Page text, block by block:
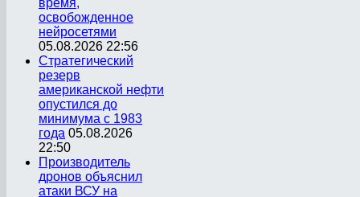
время,
освобожденное
нейросетями
05.08.2026 22:56
Стратегический
резерв
американской нефти
опустился до
минимума с 1983
года 05.08.2026
22:50
Производитель
дронов объяснил
атаки ВСУ на